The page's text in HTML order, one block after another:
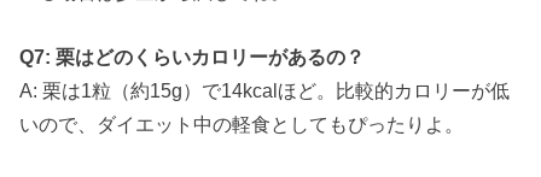
Q7: 栗はどのくらいカロリーがあるの？
A: 栗は1粒（約15g）で14kcalほど。比較的カロリーが低
いので、ダイエット中の軽食としてもぴったりよ。